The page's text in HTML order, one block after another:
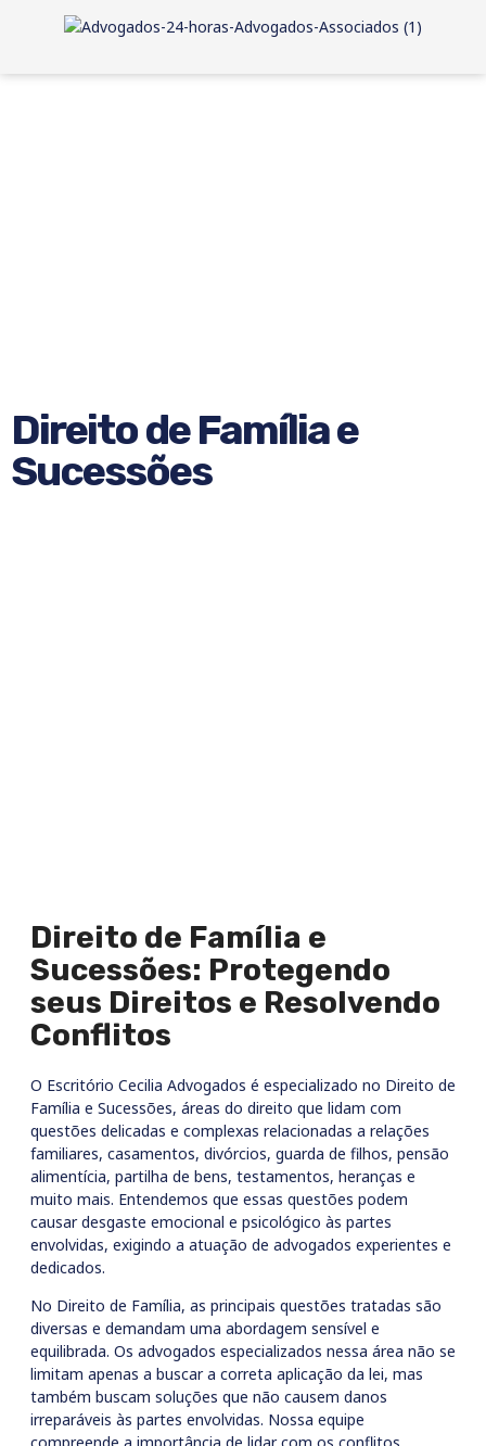
Direito de Família e
Sucessões
Direito de Família e
Sucessões: Protegendo
seus Direitos e Resolvendo
Conflitos
O Escritório Cecilia Advogados é especializado no Direito de
Família e Sucessões, áreas do direito que lidam com
questões delicadas e complexas relacionadas a relações
familiares, casamentos, divórcios, guarda de filhos, pensão
alimentícia, partilha de bens, testamentos, heranças e
muito mais. Entendemos que essas questões podem
causar desgaste emocional e psicológico às partes
envolvidas, exigindo a atuação de advogados experientes e
dedicados.
No Direito de Família, as principais questões tratadas são
diversas e demandam uma abordagem sensível e
equilibrada. Os advogados especializados nessa área não se
limitam apenas a buscar a correta aplicação da lei, mas
também buscam soluções que não causem danos
irreparáveis às partes envolvidas. Nossa equipe